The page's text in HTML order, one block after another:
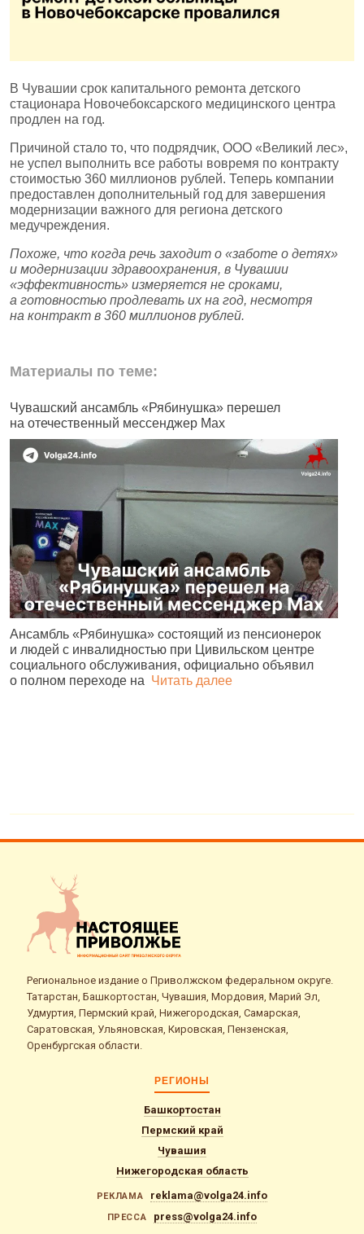
В Чувашии срок капитального ремонта детского
стационара Новочебоксарского медицинского центра
продлен на год.
Причиной стало то, что подрядчик, ООО «Великий лес»,
не успел выполнить все работы вовремя по контракту
стоимостью 360 миллионов рублей. Теперь компании
предоставлен дополнительный год для завершения
модернизации важного для региона детского
медучреждения.
Похоже, что когда речь заходит о «заботе о детях»
и модернизации здравоохранения, в Чувашии
«эффективность» измеряется не сроками,
а готовностью продлевать их на год, несмотря
на контракт в 360 миллионов рублей.
Материалы по теме:
Чувашский ансамбль «Рябинушка» перешел
на отечественный мессенджер Max
Ансамбль «Рябинушка» состоящий из пенсионерок
и людей с инвалидностью при Цивильском центре
социального обслуживания, официально объявил
о полном переходе на Читать далее
Региональное издание о Приволжском федеральном округе.
Татарстан, Башкортостан, Чувашия, Мордовия, Марий Эл,
Удмуртия, Пермский край, Нижегородская, Самарская,
Саратовская, Ульяновская, Кировская, Пензенская,
Оренбургская области.
РЕГИОНЫ
Башкортостан
Пермский край
Чувашия
Нижегородская область
РЕКЛАМА reklama@volga24.info
ПРЕССА press@volga24.info